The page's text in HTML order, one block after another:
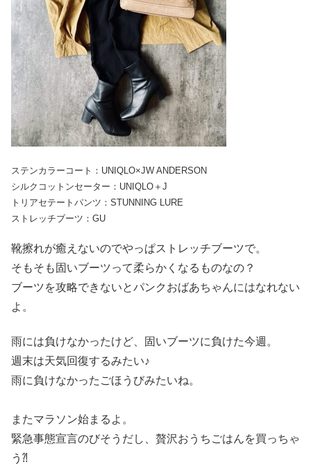
ステンカラーコート：UNIQLO×JW ANDERSON
シルクコットンセーター：UNIQLO＋J
トリアセテートパンツ：STUNNING LURE
ストレッチブーツ：GU
靴擦れが癒えないのでやっぱストレッチブーツで。
そもそも固いブーツって柔らかくなるものなの？
ブーツを攻略できないとパンクおばあちゃんにはなれない
よ。
雨には負けなかったけど、固いブーツに負けた今週。
週末は天気回復するみたい♪
雨に負けなかったごほうびみたいね。
またマラソン始まるよ。
緊急事態宣言のびそうだし、贅沢おうちごはんを買っちゃ
う⁈